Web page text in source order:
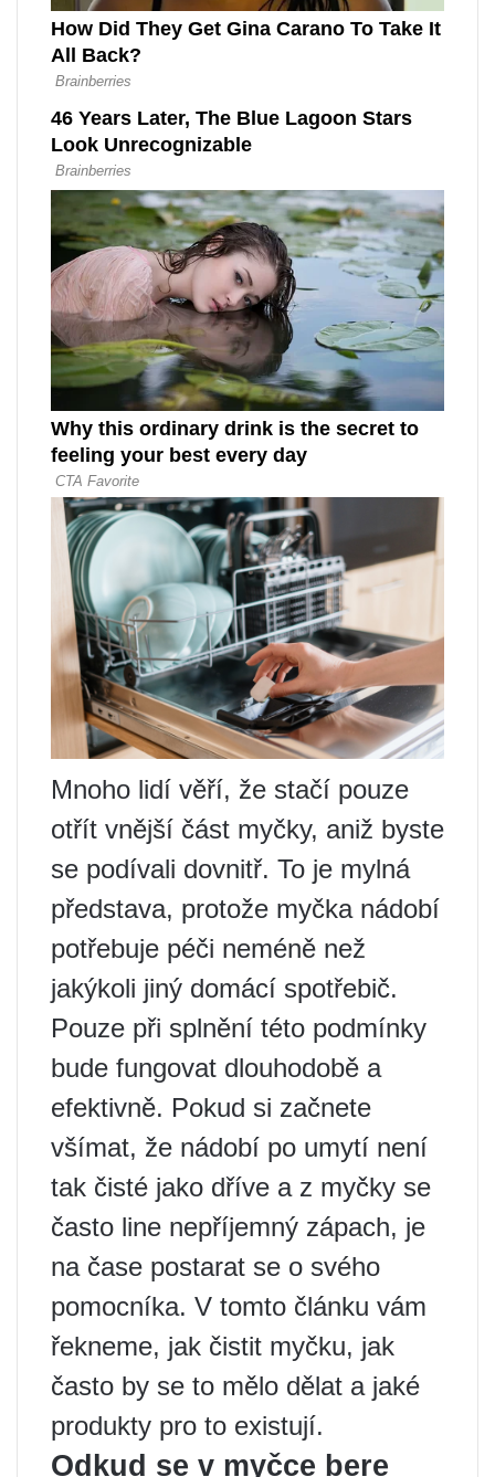
Mnoho lidí věří, že stačí pouze
otřít vnější část myčky, aniž byste
se podívali dovnitř. To je mylná
představa, protože myčka nádobí
potřebuje péči neméně než
jakýkoli jiný domácí spotřebič.
Pouze při splnění této podmínky
bude fungovat dlouhodobě a
efektivně. Pokud si začnete
všímat, že nádobí po umytí není
tak čisté jako dříve a z myčky se
často line nepříjemný zápach, je
na čase postarat se o svého
pomocníka. V tomto článku vám
řekneme, jak čistit myčku, jak
často by se to mělo dělat a jaké
produkty pro to existují.
Odkud se v myčce bere